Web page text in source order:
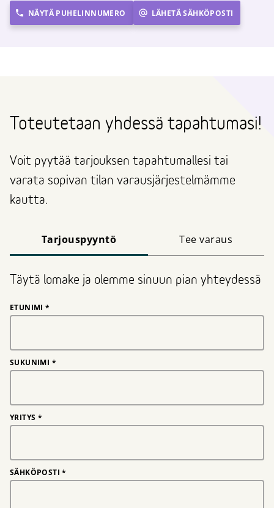
NÄYTÄ PUHELINNUMERO LÄHETÄ SÄHKÖPOSTI
Toteutetaan yhdessä tapahtumasi!
Voit pyytää tarjouksen tapahtumallesi tai
varata sopivan tilan varausjärjestelmämme
kautta.
Tarjouspyyntö Tee varaus
Täytä lomake ja olemme sinuun pian yhteydessä
ETUNIMI *
SUKUNIMI *
YRITYS *
SÄHKÖPOSTI *